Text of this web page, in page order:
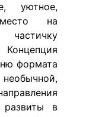
уютное,
на
формата
в